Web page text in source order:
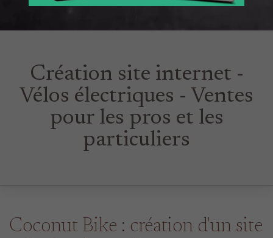
Création site internet -
Vélos électriques - Ventes
pour les pros et les
particuliers
Coconut Bike : création d'un site